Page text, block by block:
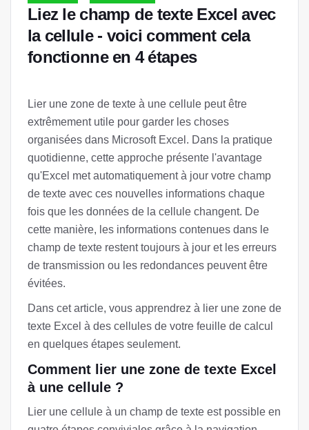
Liez le champ de texte Excel avec
la cellule - voici comment cela
fonctionne en 4 étapes
Lier une zone de texte à une cellule peut être
extrêmement utile pour garder les choses
organisées dans Microsoft Excel. Dans la pratique
quotidienne, cette approche présente l'avantage
qu'Excel met automatiquement à jour votre champ
de texte avec ces nouvelles informations chaque
fois que les données de la cellule changent. De
cette manière, les informations contenues dans le
champ de texte restent toujours à jour et les erreurs
de transmission ou les redondances peuvent être
évitées.
Dans cet article, vous apprendrez à lier une zone de
texte Excel à des cellules de votre feuille de calcul
en quelques étapes seulement.
Comment lier une zone de texte Excel
à une cellule ?
Lier une cellule à un champ de texte est possible en